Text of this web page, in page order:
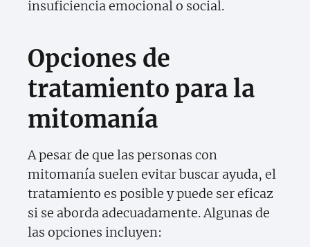
insuficiencia emocional o social.
Opciones de
tratamiento para la
mitomanía
A pesar de que las personas con
mitomanía suelen evitar buscar ayuda, el
tratamiento es posible y puede ser eficaz
si se aborda adecuadamente. Algunas de
las opciones incluyen: